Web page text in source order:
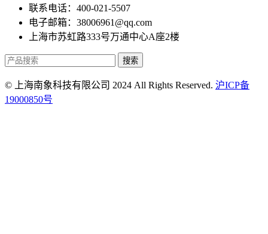
联系电话：400-021-5507
电子邮箱：38006961@qq.com
上海市苏虹路333号万通中心A座2楼
搜索
© 上海南象科技有限公司 2024 All Rights Reserved. 沪ICP备
19000850号